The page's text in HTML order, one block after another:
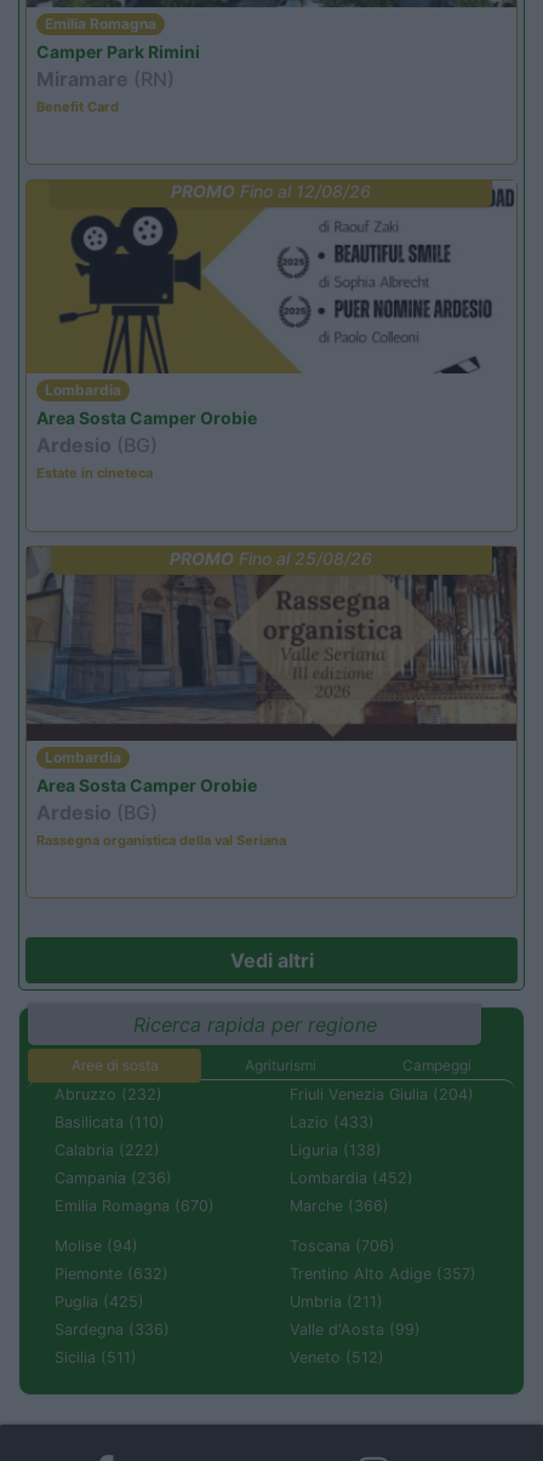
Emilia Romagna
Camper Park Rimini
Miramare (RN)
Benefit Card
PROMO Fino al 12/08/26
Lombardia
Area Sosta Camper Orobie
Ardesio (BG)
Estate in cineteca
PROMO Fino al 25/08/26
Lombardia
Area Sosta Camper Orobie
Ardesio (BG)
Rassegna organistica della val Seriana
Vedi altri
Ricerca rapida per regione
Aree di sosta Agriturismi
Campeggi
Abruzzo (232)
Basilicata (110)
Calabria (222)
Campania (236)
Emilia Romagna (670)
Friuli Venezia Giulia (204)
Lazio (433)
Liguria (138)
Lombardia (452)
Marche (366)
Molise (94)
Piemonte (632)
Puglia (425)
Sardegna (336)
Sicilia (511)
Toscana (706)
Trentino Alto Adige (357)
Umbria (211)
Valle d'Aosta (99)
Veneto (512)